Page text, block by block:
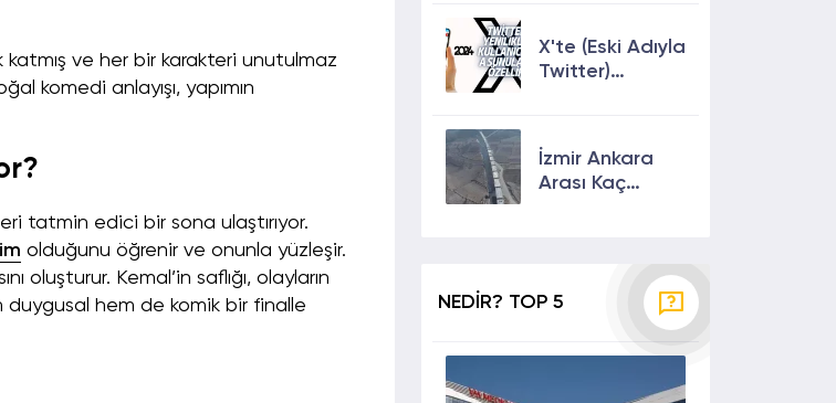
ve her bir karakteri unutulmaz
komedi anlayışı, yapımın
tatmin edici bir sona ulaştırıyor.
olduğunu öğrenir ve onunla yüzleşir.
oluşturur. Kemal’in saflığı, olayların
duygusal hem de komik bir finalle
Etkili Yolları!
X'te (Eski Adıyla
Twitter)
Sunulan Son
Özellikler 2024
İzmir Ankara
Arası Kaç
NEDİR? TOP 5